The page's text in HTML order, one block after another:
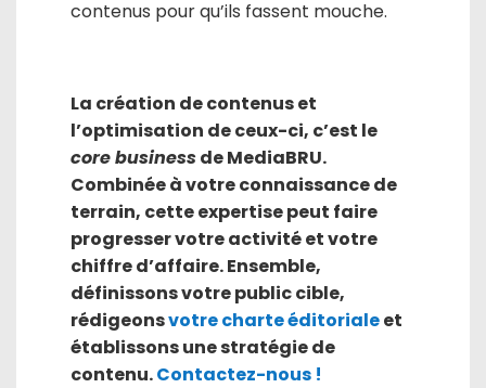
contenus pour qu’ils fassent mouche.
La création de contenus et
l’optimisation de ceux-ci, c’est le
core businessde MediaBRU.
Combinée à votre connaissance de
terrain, cette expertise peut faire
progresser votre activité et votre
chiffre d’affaire. Ensemble,
définissons votre public cible,
rédigeonsvotre charte éditorialeet
établissons une stratégie de
contenu.Contactez-nous !